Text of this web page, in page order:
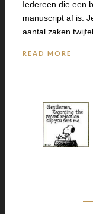
Iedereen die een
manuscript af is.
aantal zaken
READ MORE